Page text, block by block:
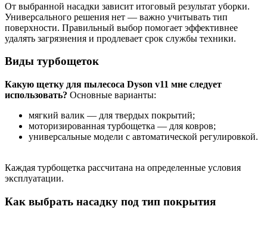
От выбранной насадки зависит итоговый результат уборки.
Универсального решения нет — важно учитывать тип
поверхности. Правильный выбор помогает эффективнее
удалять загрязнения и продлевает срок службы техники.
Виды турбощеток
Какую щетку для пылесоса Dyson v11 мне следует
использовать? Основные варианты:
мягкий валик — для твердых покрытий;
моторизированная турбощетка — для ковров;
универсальные модели с автоматической регулировкой.
Каждая турбощетка рассчитана на определенные условия
эксплуатации.
Как выбрать насадку под тип покрытия